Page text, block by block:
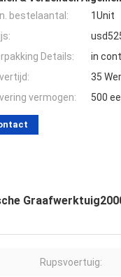
bestelaantal:
1Unit
Details:
in
35
vermogen:
500
Rupsvoertuig: